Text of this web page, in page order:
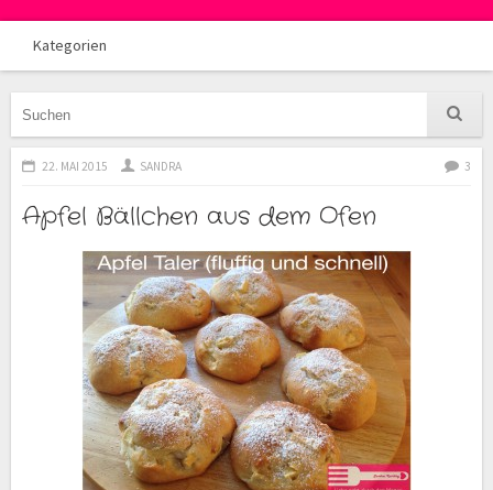
Kategorien
22. MAI 2015 SANDRA 3
Apfel Bällchen aus dem Ofen